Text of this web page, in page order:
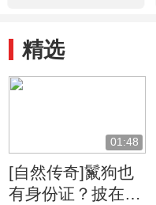
精选
01:48
[自然传奇]鬣狗也
有身份证？披在身